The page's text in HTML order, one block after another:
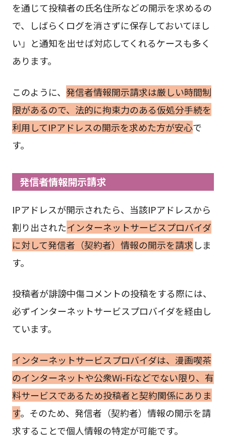
を通じて投稿者の氏名住所などの開示を求めるの
で、しばらくログを消さずに保存しておいてほし
い」と通知を出せば対応してくれるケースも多く
あります。
このように、 発信者情報開示請求は厳しい時間制
限があるので、法的に拘束力のある仮処分手続を
利用してIPアドレスの開示を求めた方が安心で
す。
発信者情報開示請求
IPアドレスが開示されたら、当該IPアドレスから
割り出されたインターネットサービスプロバイダ
に対して発信者（契約者）情報の開示を請求しま
す。
投稿者が誹謗中傷コメントの投稿をする際には、
必ずインターネットサービスプロバイダを経由し
ています。
インターネットサービスプロバイダは、漫画喫茶
のインターネットや公衆Wi-Fiなどでない限り、有
料サービスであるため投稿者と契約関係にありま
す。そのため、発信者（契約者）情報の開示を請
求することで個人情報の特定が可能です。